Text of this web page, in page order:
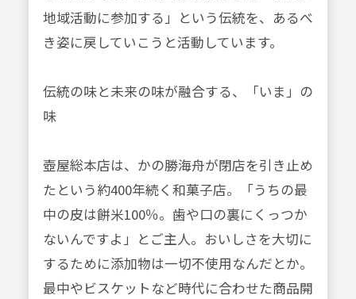
地域活動に参加する」という伝統を、あるべ
き姿に戻していこうと活動しています。
伝統の味と未来の味が融合する、「いま」の
味
壺屋総本店は、かの勝海舟が閉店を引き止め
たという約400年続く和菓子店。「うちの最
中の皮は餅米100％。歯や口の裏にくっつか
ないんですよ」とご主人。おいしさを大切に
するために添加物は一切不使用なんだとか。
最中やビスケットなど時代に合わせた商品開